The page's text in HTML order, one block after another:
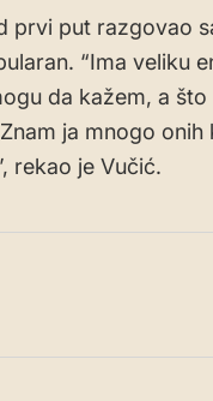
prvi put razgovao
“Ima veliku
da kažem, a
Znam ja mnogo
rekao je Vučić.